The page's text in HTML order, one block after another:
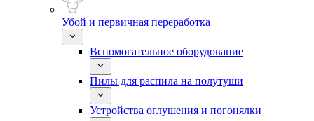
Убой и первичная переработка
Вспомогательное оборудование
Пилы для распила на полутуши
Устройства оглушения и погонялки